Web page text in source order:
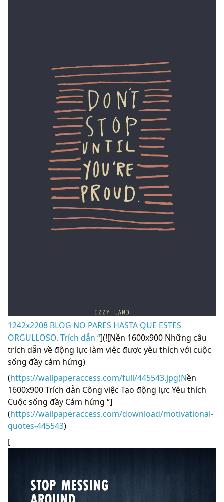
1242x2208 BLOG NO PARES HASTA QUE ESTES
ORGULLOSO. Trích dẫn “](![Nền 1600x900 Những câu
trích dẫn về động lực làm việc được yêu thích với cuộc
sống đầy cảm hứng)
(https://wallpaperaccess.com/full/445543.jpg)Nền
1600x900 Trích dẫn Công việc Tạo động lực Yêu thích
Cuộc sống đầy Cảm hứng “]
(https://wallpaperaccess.com/download/motivational-
quotes-445543)
[